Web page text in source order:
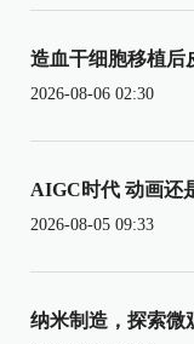
造血干细胞移植后
2026-08-06 02:30
AIGC时代 动画还
2026-08-05 09:33
纳米制造，探索微